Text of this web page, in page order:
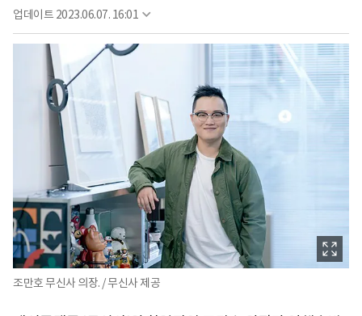
업데이트 2023.06.07. 16:01
조만호 무신사 의장. / 무신사 제공